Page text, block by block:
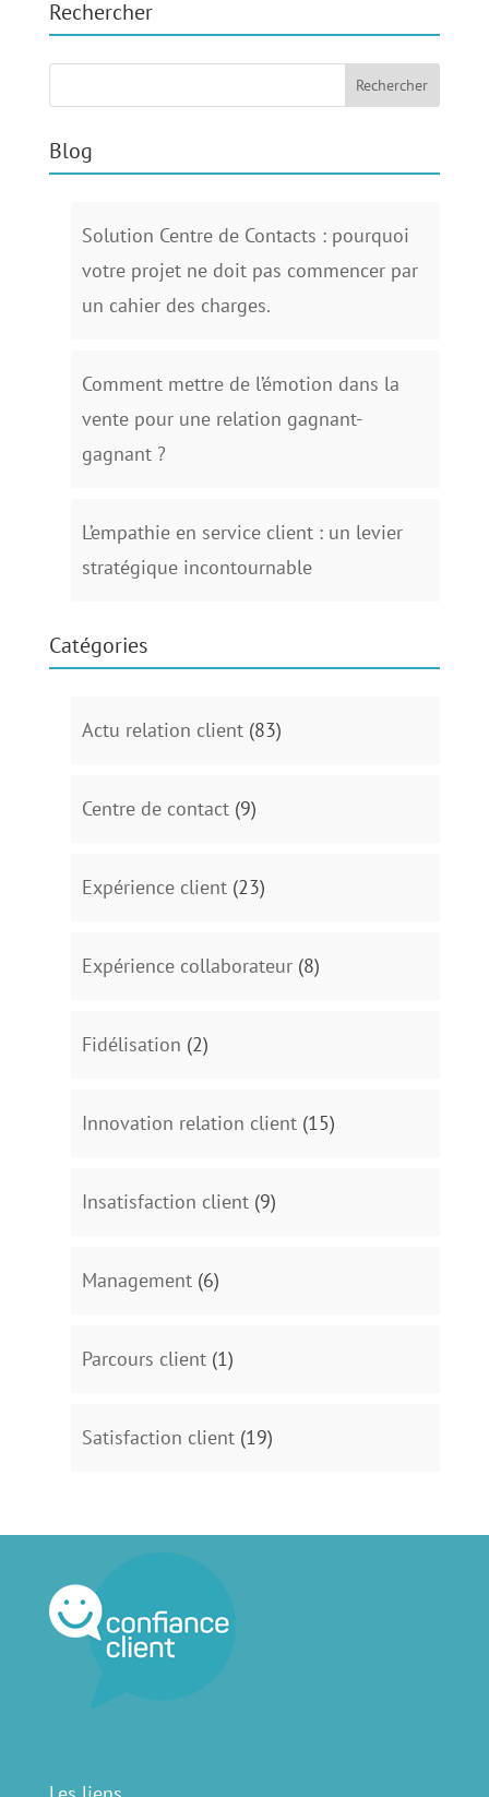
Rechercher
Blog
Solution Centre de Contacts : pourquoi
votre projet ne doit pas commencer par
un cahier des charges.
Comment mettre de l’émotion dans la
vente pour une relation gagnant-
gagnant ?
L’empathie en service client : un levier
stratégique incontournable
Catégories
Actu relation client(83)
Centre de contact(9)
Expérience client(23)
Expérience collaborateur(8)
Fidélisation (2)
Innovation relation client(15)
Insatisfaction client(9)
Management(6)
Parcours client(1)
Satisfaction client(19)